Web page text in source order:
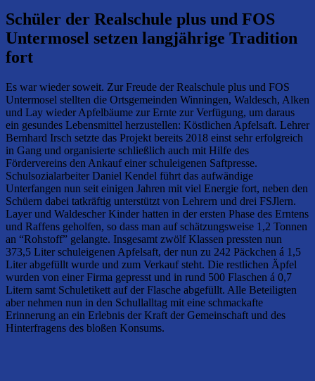
Schüler der Realschule plus und FOS
Untermosel setzen langjährige Tradition
fort
Es war wieder soweit. Zur Freude der Realschule plus und FOS
Untermosel stellten die Ortsgemeinden Winningen, Waldesch, Alken
und Lay wieder Apfelbäume zur Ernte zur Verfügung, um daraus
ein gesundes Lebensmittel herzustellen: Köstlichen Apfelsaft. Lehrer
Bernhard Irsch setzte das Projekt bereits 2018 einst sehr erfolgreich
in Gang und organisierte schließlich auch mit Hilfe des
Fördervereins den Ankauf einer schuleigenen Saftpresse.
Schulsozialarbeiter Daniel Kendel führt das aufwändige
Unterfangen nun seit einigen Jahren mit viel Energie fort, neben den
Schüern dabei tatkräftig unterstützt von Lehrern und drei FSJlern.
Layer und Waldescher Kinder hatten in der ersten Phase des Erntens
und Raffens geholfen, so dass man auf schätzungsweise 1,2 Tonnen
an “Rohstoff” gelangte. Insgesamt zwölf Klassen pressten nun
373,5 Liter schuleigenen Apfelsaft, der nun zu 242 Päckchen á 1,5
Liter abgefüllt wurde und zum Verkauf steht. Die restlichen Äpfel
wurden von einer Firma gepresst und in rund 500 Flaschen á 0,7
Litern samt Schuletikett auf der Flasche abgefüllt. Alle Beteiligten
aber nehmen nun in den Schullalltag mit eine schmackafte
Erinnerung an ein Erlebnis der Kraft der Gemeinschaft und des
Hinterfragens des bloßen Konsums.